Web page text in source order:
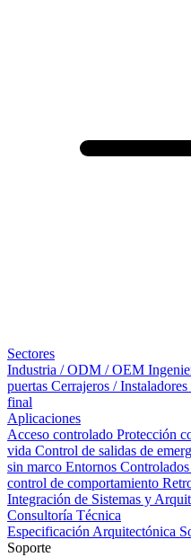
Sectores
Industria / ODM / OEM
puertas Cerrajeros / Instaladores
final
Aplicaciones
Acceso controlado Protección
vida Control de salidas de
sin marco Entornos
control de comportamiento
Integración de Sistemas y
Consultoría Técnica
Especificación Arquitectónica
Soporte